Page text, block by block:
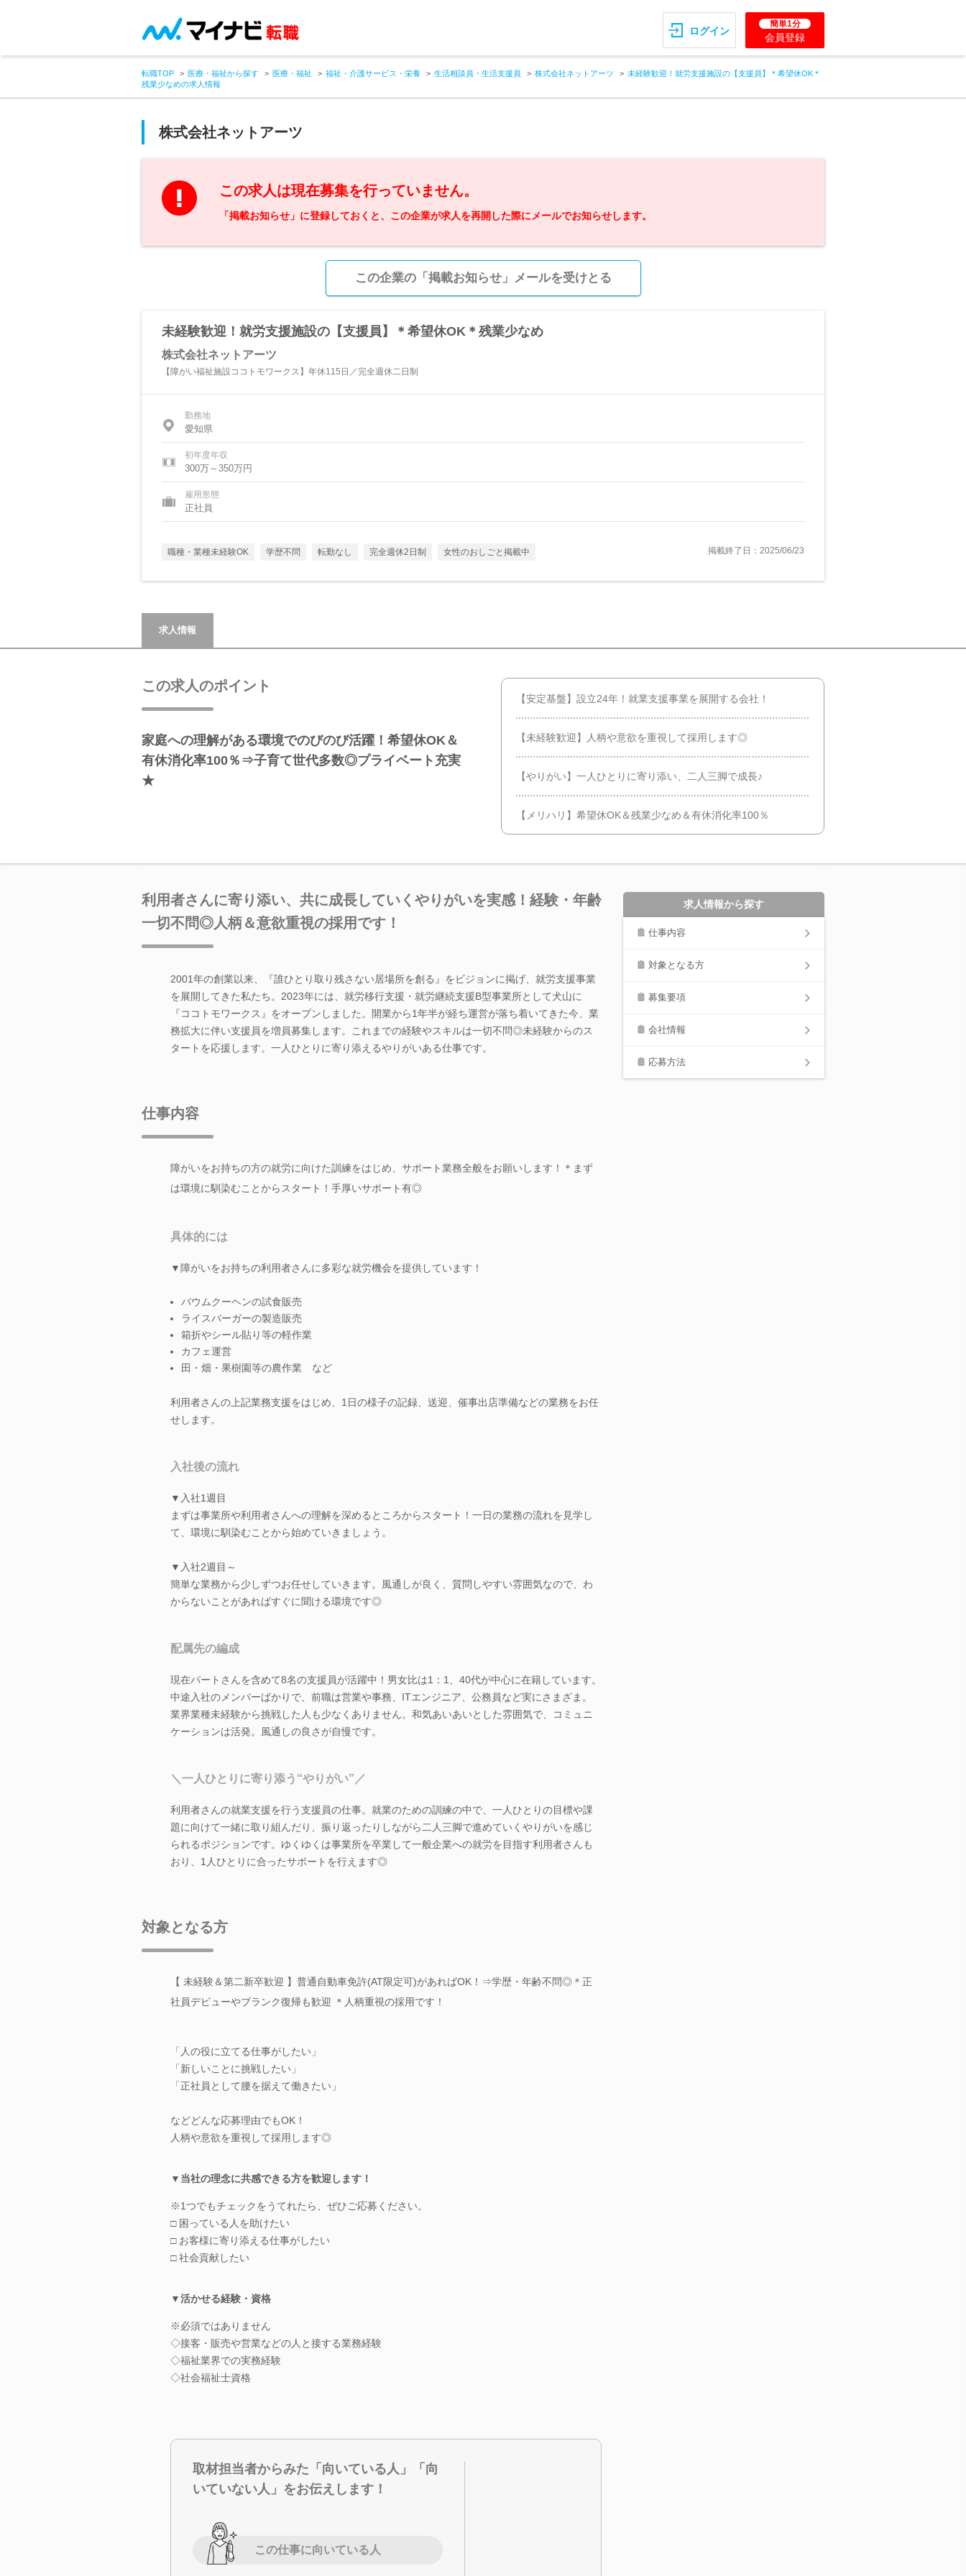
ログイン
簡単1分
会員登録
転職TOP 医療・福祉から探す 医療・福祉 福祉・介護サービス・栄養 生活相談員・生活支援員 株式会社ネットアーツ
未経験歓迎！就労支援施設の【支援員】＊希望休OK＊
残業少なめの求人情報
株式会社ネットアーツ
この求人は現在募集を行っていません。
「掲載お知らせ」に登録しておくと、この企業が求人を再開した際にメールでお知らせします。
この企業の「掲載お知らせ」メールを受けとる
未経験歓迎！就労支援施設の【支援員】＊希望休OK＊残業少なめ
株式会社ネットアーツ
【障がい福祉施設ココトモワークス】年休115日／完全週休二日制
勤務地
愛知県
初年度年収
300万～350万円
雇用形態
正社員
職種・業種未経験OK 学歴不問 転勤なし 完全週休2日制 女性のおしごと掲載中 掲載終了日：2025/06/23
求人情報
この求人のポイント
家庭への理解がある環境でのびのび活躍！希望休OK＆
有休消化率100％⇒子育て世代多数◎プライベート充実
★
【安定基盤】設立24年！就業支援事業を展開する会社！
【未経験歓迎】人柄や意欲を重視して採用します◎
【やりがい】一人ひとりに寄り添い、二人三脚で成長♪
【メリハリ】希望休OK＆残業少なめ＆有休消化率100％
利用者さんに寄り添い、共に成長していくやりがいを実感！経験・年齢
一切不問◎人柄＆意欲重視の採用です！
2001年の創業以来、『誰ひとり取り残さない居場所を創る』をビジョンに掲げ、就労支援事業
を展開してきた私たち。2023年には、就労移行支援・就労継続支援B型事業所として犬山に
『ココトモワークス』をオープンしました。開業から1年半が経ち運営が落ち着いてきた今、業
務拡大に伴い支援員を増員募集します。これまでの経験やスキルは一切不問◎未経験からのス
タートを応援します。一人ひとりに寄り添えるやりがいある仕事です。
仕事内容
障がいをお持ちの方の就労に向けた訓練をはじめ、サポート業務全般をお願いします！＊まず
は環境に馴染むことからスタート！手厚いサポート有◎
具体的には
▼障がいをお持ちの利用者さんに多彩な就労機会を提供しています！
バウムクーヘンの試食販売
ライスバーガーの製造販売
箱折やシール貼り等の軽作業
カフェ運営
田・畑・果樹園等の農作業 など
利用者さんの上記業務支援をはじめ、1日の様子の記録、送迎、催事出店準備などの業務をお任
せします。
入社後の流れ
▼入社1週目
まずは事業所や利用者さんへの理解を深めるところからスタート！一日の業務の流れを見学し
て、環境に馴染むことから始めていきましょう。
▼入社2週目～
簡単な業務から少しずつお任せしていきます。風通しが良く、質問しやすい雰囲気なので、わ
からないことがあればすぐに聞ける環境です◎
配属先の編成
現在パートさんを含めて8名の支援員が活躍中！男女比は1：1、40代が中心に在籍しています。
中途入社のメンバーばかりで、前職は営業や事務、ITエンジニア、公務員など実にさまざま。
業界業種未経験から挑戦した人も少なくありません。和気あいあいとした雰囲気で、コミュニ
ケーションは活発。風通しの良さが自慢です。
＼一人ひとりに寄り添う“やりがい”／
利用者さんの就業支援を行う支援員の仕事。就業のための訓練の中で、一人ひとりの目標や課
題に向けて一緒に取り組んだり、振り返ったりしながら二人三脚で進めていくやりがいを感じ
られるポジションです。ゆくゆくは事業所を卒業して一般企業への就労を目指す利用者さんも
おり、1人ひとりに合ったサポートを行えます◎
対象となる方
【 未経験＆第二新卒歓迎 】普通自動車免許(AT限定可)があればOK！⇒学歴・年齢不問◎＊正
社員デビューやブランク復帰も歓迎 ＊人柄重視の採用です！
「人の役に立てる仕事がしたい」
「新しいことに挑戦したい」
「正社員として腰を据えて働きたい」
などどんな応募理由でもOK！
人柄や意欲を重視して採用します◎
▼当社の理念に共感できる方を歓迎します！
※1つでもチェックをうてれたら、ぜひご応募ください。
□ 困っている人を助けたい
□ お客様に寄り添える仕事がしたい
□ 社会貢献したい
▼活かせる経験・資格
※必須ではありません
◇接客・販売や営業などの人と接する業務経験
◇福祉業界での実務経験
◇社会福祉士資格
取材担当者からみた「向いている人」「向
いていない人」をお伝えします！
この仕事に向いている人
求人情報から探す
仕事内容
対象となる方
募集要項
会社情報
応募方法